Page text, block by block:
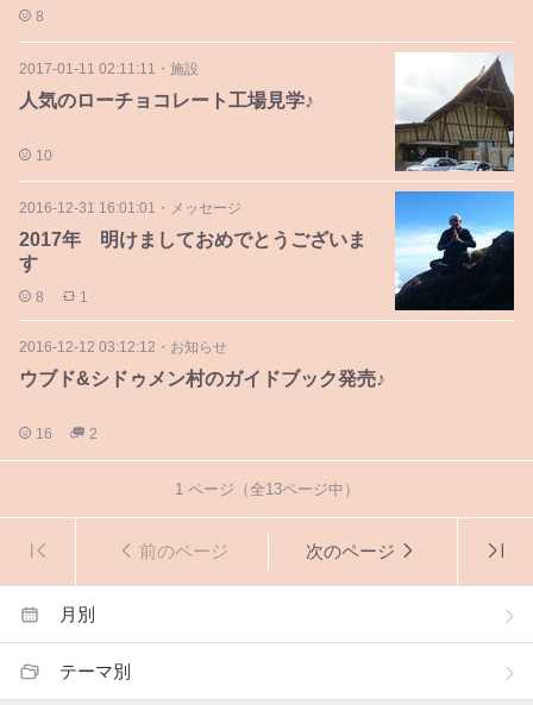
8
2017-01-11 02:11:11 ・ 施設
人気のローチョコレート工場見学♪
10
2016-12-31 16:01:01 ・ メッセージ
2017年 明けましておめでとうございま
す
8 1
2016-12-12 03:12:12 ・ お知らせ
ウブド&シドゥメン村のガイドブック発売♪
16 2
1ページ（全13ページ中）
前のページ 次のページ
月別
テーマ別